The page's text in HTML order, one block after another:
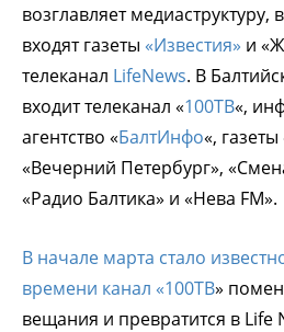
возглавляет медиаструктуру,
входят газеты «Известия» и
телеканал LifeNews. В
входит телеканал «100ТВ«,
агентство «БалтИнфо«,
«Вечерний Петербург»,
«Радио Балтика» и «Нева FM».
В начале марта стало
времени канал «100ТВ»
вещания и превратится в Life